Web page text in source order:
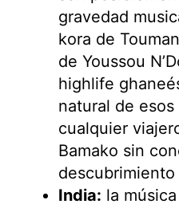
gravedad
kora de
de Youssou
highlife
natural de
cualquier
Bamako sin
India: la